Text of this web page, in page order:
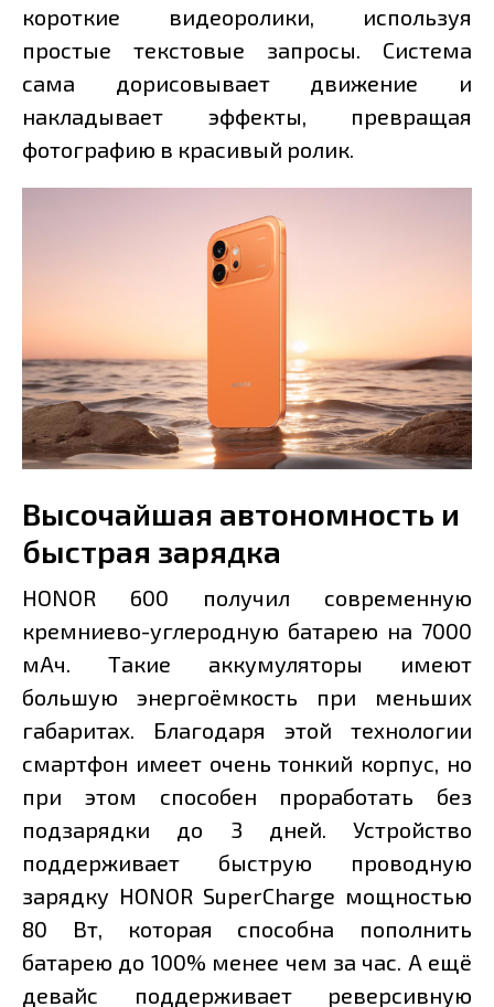
короткие видеоролики, используя
простые текстовые запросы. Система
сама дорисовывает движение и
накладывает эффекты, превращая
фотографию в красивый ролик.
Высочайшая автономность и
быстрая зарядка
HONOR 600 получил современную
кремниево-углеродную батарею на 7000
мАч. Такие аккумуляторы имеют
большую энергоёмкость при меньших
габаритах. Благодаря этой технологии
смартфон имеет очень тонкий корпус, но
при этом способен проработать без
подзарядки до 3 дней. Устройство
поддерживает быструю проводную
зарядку HONOR SuperCharge мощностью
80 Вт, которая способна пополнить
батарею до 100% менее чем за час. А ещё
девайс поддерживает реверсивную